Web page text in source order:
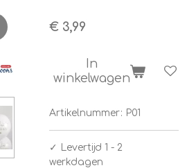
€ 3,99
In
winkelwagen
Artikelnummer: P01
✓
Levertijd 1 - 2
werkdagen